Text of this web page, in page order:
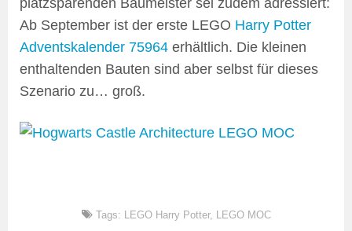
platzsparenden Baumeister sei zudem adressiert:
Ab September ist der erste LEGO Harry Potter
Adventskalender 75964 erhältlich. Die kleinen
enthaltenden Bauten sind aber selbst für dieses
Szenario zu… groß.
Tags: LEGO Harry Potter, LEGO MOC